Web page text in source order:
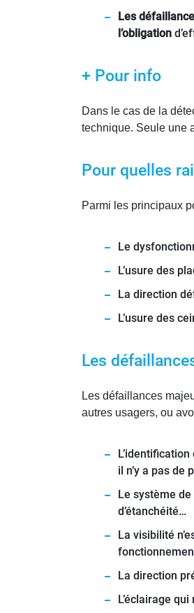
Les
l’obligation
+ Pour info
Dans le cas de la
technique. Seule une
Pour quelles
Parmi les principaux
Le
L’usure des
La direction
L’usure des
Les
Les défaillances
autres usagers, ou
il n’y a pas de
Le système
d’étanchéité…
La visibilité
La direction
L’éclairage